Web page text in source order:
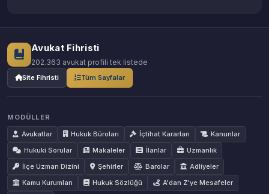
Avukat Fihristi
202.363 avukat profili tek listede
Site Fihristi Tüm Sayfalar
MODÜLLER
Avukatlar
Hukuk Büroları İçtihat Kararları
Kanunlar
Hukuki Sorular
Makaleler İlanlar
Uzmanlık
İlçe Uzman Dizini
Şehirler Barolar
Adliyeler
Kamu Kurumları
Hukuk Sözlüğü
A'dan Z'ye Mesafeler